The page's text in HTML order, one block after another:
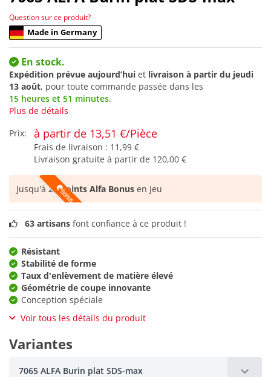
Question sur ce produit?
Made in Germany
En stock.
Expédition prévue aujourd’hui et livraison à partir du jeudi
13 août, pour toute commande passée dans les
15 heures et 51 minutes.
Plus de détails
Prix:
à partir de 13,51 €/Pièce
Frais de livraison : 11,99 €
Livraison gratuite à partir de 120,00 €
Jusqu'à23 points Alfa Bonus en jeu
63 artisans font confiance à ce produit !
Résistant
Stabilité de forme
Taux d'enlèvement de matière élevé
Géométrie de coupe innovante
Conception spéciale
Voir tous les détails du produit
Variantes
7065 ALFA Burin plat SDS-max